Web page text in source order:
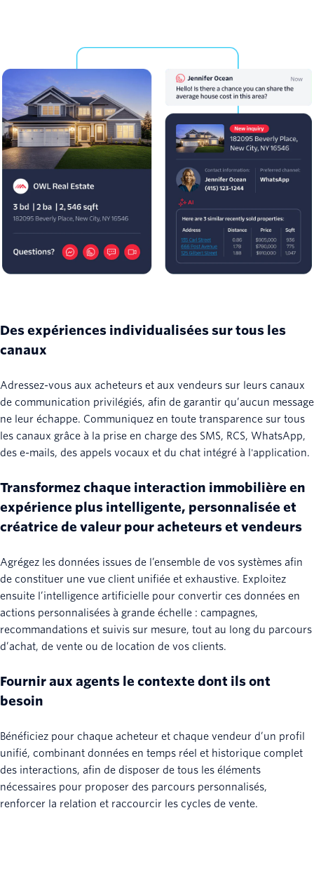
Des expériences individualisées sur tous les
canaux
Adressez-vous aux acheteurs et aux vendeurs sur leurs canaux
de communication privilégiés, afin de garantir qu’aucun message
ne leur échappe. Communiquez en toute transparence sur tous
les canaux grâce à la prise en charge des SMS, RCS, WhatsApp,
des e-mails, des appels vocaux et du chat intégré à l'application.
Transformez chaque interaction immobilière en
expérience plus intelligente, personnalisée et
créatrice de valeur pour acheteurs et vendeurs
Agrégez les données issues de l’ensemble de vos systèmes afin
de constituer une vue client unifiée et exhaustive. Exploitez
ensuite l’intelligence artificielle pour convertir ces données en
actions personnalisées à grande échelle : campagnes,
recommandations et suivis sur mesure, tout au long du parcours
d’achat, de vente ou de location de vos clients.
Fournir aux agents le contexte dont ils ont
besoin
Bénéficiez pour chaque acheteur et chaque vendeur d’un profil
unifié, combinant données en temps réel et historique complet
des interactions, afin de disposer de tous les éléments
nécessaires pour proposer des parcours personnalisés,
renforcer la relation et raccourcir les cycles de vente.